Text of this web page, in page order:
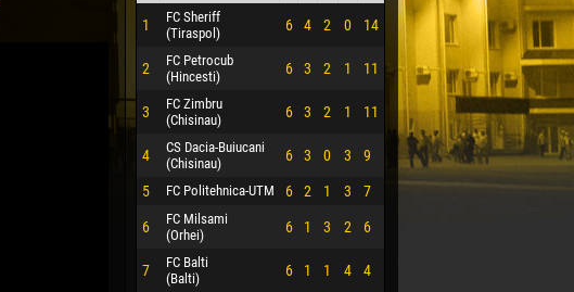
1
FC Sheriff
(Tiraspol)
6 4 2 0 14
2
FC Petrocub
(Hincesti)
6 3 2 1 11
3
FC Zimbru
(Chisinau)
6 3 2 1 11
4
CS Dacia-Buiucani
(Chisinau)
6 3 0 3 9
5 FC Politehnica-UTM 6 2 1 3 7
6
FC Milsami
(Orhei)
6 1 3 2 6
7
FC Balti
(Balti)
6 1 1 4 4